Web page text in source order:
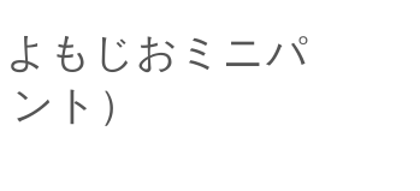
よもじおミニパ
ト）